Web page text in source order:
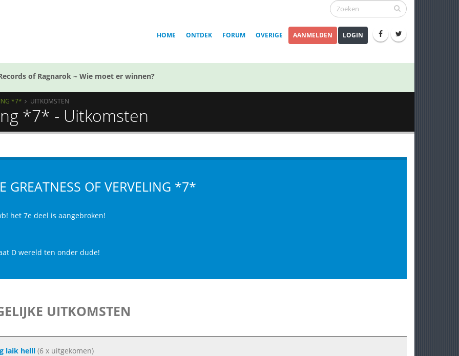
HOME ONTDEK FORUM OVERIGE AANMELDEN LOGIN
of Ragnarok ~ Wie moet er winnen?
*7* UITKOMSTEN
*7* - Uitkomsten
GREATNESS OF VERVELING *7*
het 7e deel is aangebroken!
D wereld ten onder dude!
UITKOMSTEN
laik helll(6 x uitgekomen)